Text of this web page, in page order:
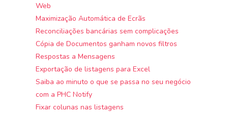
Web
Maximização Automática de Ecrãs
Reconciliações bancárias sem complicações
Cópia de Documentos ganham novos filtros
Respostas a Mensagens
Exportação de listagens para Excel
Saiba ao minuto o que se passa no seu negócio
com a PHC Notify
Fixar colunas nas listagens